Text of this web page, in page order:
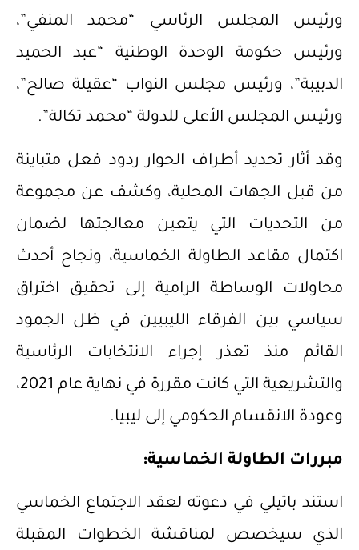
ورئيس المجلس الرئاسي “محمد المنفي”،
ورئيس حكومة الوحدة الوطنية “عبد الحميد
الدبيبة”، ورئيس مجلس النواب “عقيلة صالح”،
ورئيس المجلس الأعلى للدولة “محمد تكالة”.
وقد أثار تحديد أطراف الحوار ردود فعل متباينة
من قبل الجهات المحلية، وكشف عن مجموعة
من التحديات التي يتعين معالجتها لضمان
اكتمال مقاعد الطاولة الخماسية، ونجاح أحدث
محاولات الوساطة الرامية إلى تحقيق اختراق
سياسي بين الفرقاء الليبيين في ظل الجمود
القائم منذ تعذر إجراء الانتخابات الرئاسية
والتشريعية التي كانت مقررة في نهاية عام 2021،
وعودة الانقسام الحكومي إلى ليبيا.
مبررات الطاولة الخماسية:
استند باتيلي في دعوته لعقد الاجتماع الخماسي
الذي سيخصص لمناقشة الخطوات المقبلة